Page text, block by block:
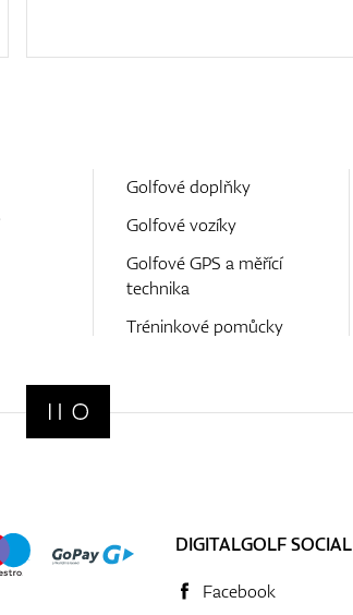
Golfové doplňky
Golfové vozíky
Golfové GPS a měřící
technika
Tréninkové pomůcky
DIGITALGOLF SOCIAL
Facebook